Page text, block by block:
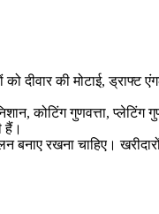
की मोटाई, ड्राफ्ट
कोटिंग गुणवत्ता,
हैं।
रखना चाहिए।